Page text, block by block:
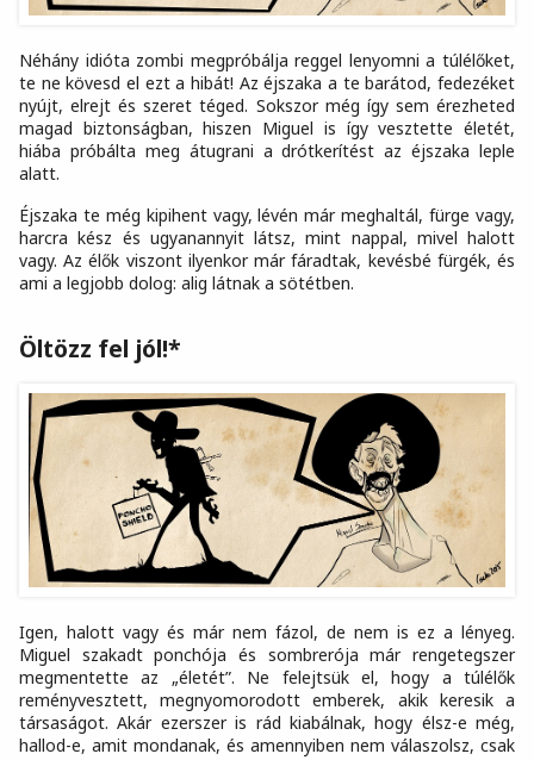
Néhány idióta zombi megpróbálja reggel lenyomni a túlélőket,
te ne kövesd el ezt a hibát! Az éjszaka a te barátod, fedezéket
nyújt, elrejt és szeret téged. Sokszor még így sem érezheted
magad biztonságban, hiszen Miguel is így vesztette életét,
hiába próbálta meg átugrani a drótkerítést az éjszaka leple
alatt.
Éjszaka te még kipihent vagy, lévén már meghaltál, fürge vagy,
harcra kész és ugyanannyit látsz, mint nappal, mivel halott
vagy. Az élők viszont ilyenkor már fáradtak, kevésbé fürgék, és
ami a legjobb dolog: alig látnak a sötétben.
Öltözz fel jól!*
Igen, halott vagy és már nem fázol, de nem is ez a lényeg.
Miguel szakadt ponchója és sombrerója már rengetegszer
megmentette az „életét”. Ne felejtsük el, hogy a túlélők
reményvesztett, megnyomorodott emberek, akik keresik a
társaságot. Akár ezerszer is rád kiabálnak, hogy élsz-e még,
hallod-e, amit mondanak, és amennyiben nem válaszolsz, csak